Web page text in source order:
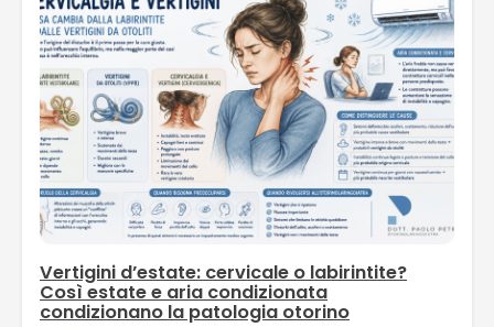
Vertigini d’estate: cervicale o labirintite?
Così estate e aria condizionata
condizionano la patologia otorino